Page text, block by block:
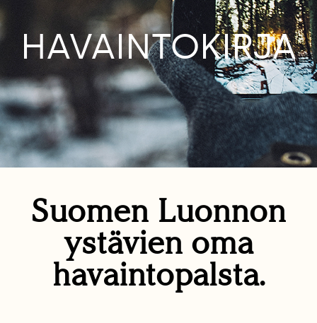
HAVAINTOKIRJA
Suomen Luonnon
ystävien oma
havaintopalsta.